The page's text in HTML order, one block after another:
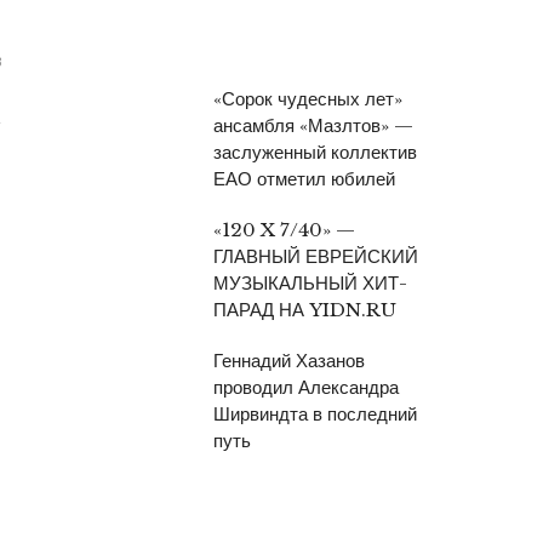
«Сорок чудесных лет»
ансамбля «Мазлтов» —
заслуженный коллектив
ЕАО отметил юбилей
«120 X 7/40» —
ГЛАВНЫЙ ЕВРЕЙСКИЙ
МУЗЫКАЛЬНЫЙ ХИТ-
ПАРАД НА YIDN.RU
Геннадий Хазанов
проводил Александра
Ширвиндта в последний
путь